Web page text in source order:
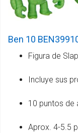
Ben 10
Figura de
Incluye sus
10 puntos de
Aprox. 4-5.5